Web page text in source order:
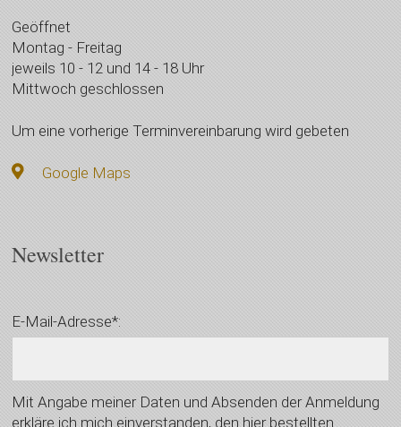
Geöffnet
Montag - Freitag
jeweils 10 - 12 und 14 - 18 Uhr
Mittwoch geschlossen
Um eine vorherige Terminvereinbarung wird gebeten
Google Maps
Newsletter
E-Mail-Adresse*:
Mit Angabe meiner Daten und Absenden der Anmeldung
erkläre ich mich einverstanden, den hier bestellten